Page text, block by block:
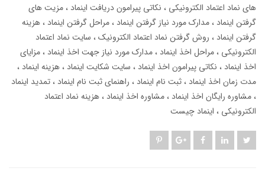
های نماد اعتماد الکترونیکی
نکاتی پیرامون دریافت اینماد مزیت های
گرفتن اینماد مدارک مورد نیاز گرفتن اینماد مراحل گرفتن اینماد هزینه
گرفتن اینماد
روش گرفتن نماد اعتماد الکترونیک سایت نماد اعتماد
الکترونیکی مراحل اخذ اینماد مدارک مورد نیاز جهت اخذ اینماد مزایای
اخذ اینماد
نکاتی پیرامون اخذ اینماد سایت شکایت اینماد هزینه اینماد
مدت زمان اخذ اینماد ثبت نام اینماد راهنمای ثبت نام اینماد تمدید اینماد
مشاوره رایگان اخذ اینماد مشاوره اخذ اینماد هزینه نماد اعتماد
الکترونیکی
اینماد چیست